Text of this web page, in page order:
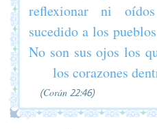
reflexionar ni
sucedido a los
No son sus ojos los
los corazones
(Corán 22:46)